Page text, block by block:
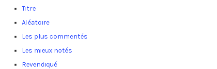
Titre
Aléatoire
Les plus commentés
Les mieux notés
Revendiqué